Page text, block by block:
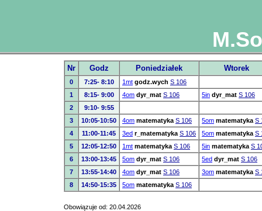
Nr Godz Poniedziałek Wtorek
0 7:25- 8:10 1mt godz.wych S 106
1
8:15- 9:00 4om dyr_mat S 106 5in dyr_mat S 106
2
9:10- 9:55
3
10:05-10:50 4om matematyka S 106 5om matematyka S
4
11:00-11:45 3ed r_matematyka S 106 5om matematyka S
5
12:05-12:50 1mt matematyka S 106 5in matematyka S
6
13:00-13:45 5om dyr_mat S 106 5ed dyr_mat S 106
7
13:55-14:40 4om dyr_mat S 106 3om matematyka S
8
14:50-15:35 5om matematyka S 106
Obowiązuje od: 20.04.2026